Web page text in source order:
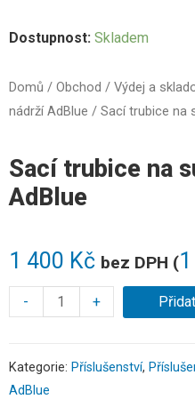
Domů / Obchod / Výdej a
nádrží AdBlue / Sací trubice na
Sací trubice na
AdBlue
1 400 Kč bez DPH (
Dostupnost: Skladem
- +
Kategorie: Příslušenství,
AdBlue